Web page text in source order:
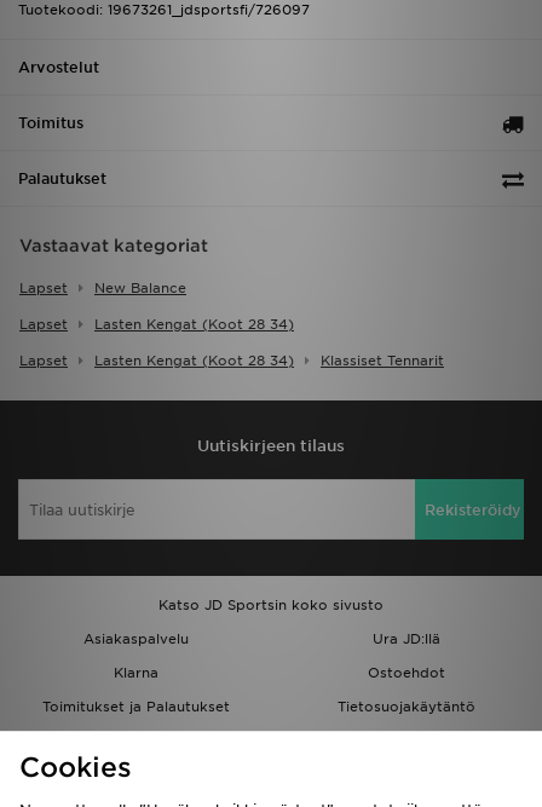
Tuotekoodi: 19673261_jdsportsfi/726097
Arvostelut
Toimitus
Palautukset
Vastaavat kategoriat
Lapset New Balance
Lapset Lasten Kengat (koot 28 34)
Lapset Lasten Kengat (koot 28 34) Klassiset Tennarit
Uutiskirjeen tilaus
Rekisteröidy
Katso JD Sportsin koko sivusto
Asiakaspalvelu
Ura JD:llä
Klarna
Ostoehdot
Toimitukset ja Palautukset
Tietosuojakäytäntö
Löydä myymälä
Cookies